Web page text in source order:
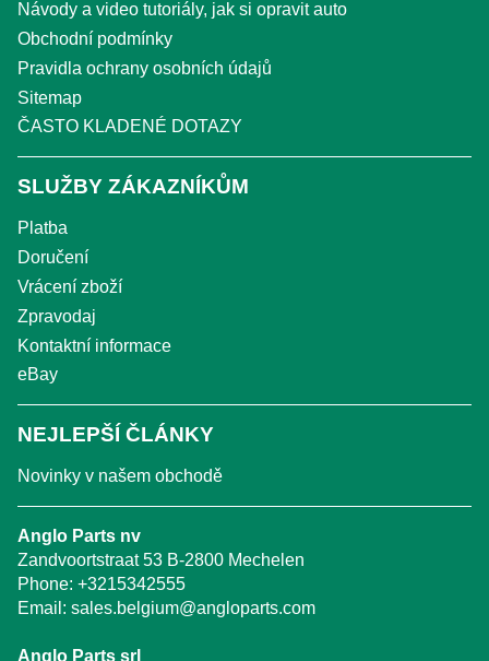
Návody a video tutoriály, jak si opravit auto
Obchodní podmínky
Pravidla ochrany osobních údajů
Sitemap
ČASTO KLADENÉ DOTAZY
SLUŽBY ZÁKAZNÍKŮM
Platba
Doručení
Vrácení zboží
Zpravodaj
Kontaktní informace
eBay
NEJLEPŠÍ ČLÁNKY
Novinky v našem obchodě
Anglo Parts nv
Zandvoortstraat 53 B-2800 Mechelen
Phone: +3215342555
Email: sales.belgium@angloparts.com
Anglo Parts srl